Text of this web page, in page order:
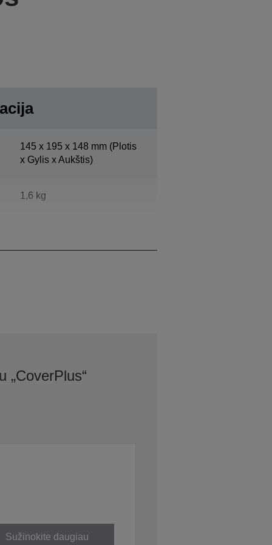
145‎ x 195 x 148 mm (Plotis
x Gylis x Aukštis)
1,6 kg
„CoverPlus“
Sužinokite daugiau